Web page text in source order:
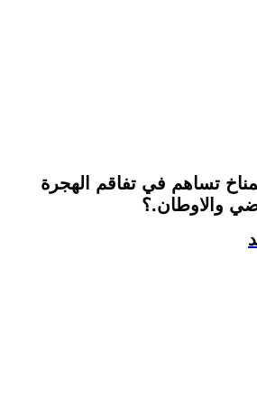
تساهم في تفاقم الهجرة
والاوطان.؟